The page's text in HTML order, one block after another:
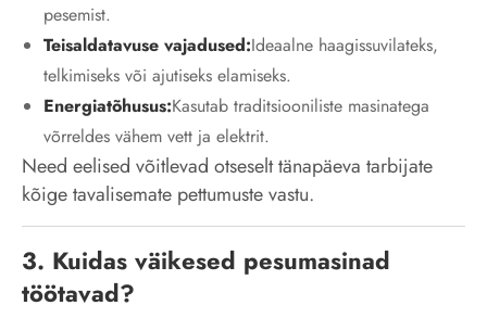
pesemist.
Teisaldatavuse vajadused:Ideaalne haagissuvilateks,
telkimiseks või ajutiseks elamiseks.
Energiatõhusus:Kasutab traditsiooniliste masinatega
võrreldes vähem vett ja elektrit.
Need eelised võitlevad otseselt tänapäeva tarbijate
kõige tavalisemate pettumuste vastu.
3. Kuidas väikesed pesumasinad
töötavad?